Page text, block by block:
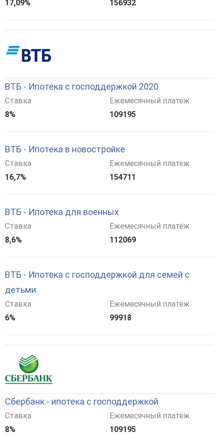
17,09% 156932
ВТБ - Ипотека с господдержкой 2020
Ставка
8%
Ежемесячный платёж
109195
ВТБ - Ипотека в новостройке
Ставка
16,7%
Ежемесячный платёж
154711
ВТБ - Ипотека для военных
Ставка
8,6%
Ежемесячный платёж
112069
ВТБ - Ипотека с господдержкой для семей с
детьми
Ставка
6%
Ежемесячный платёж
99918
Сбербанк - ипотека с господдержкой
Ставка
8%
Ежемесячный платёж
109195